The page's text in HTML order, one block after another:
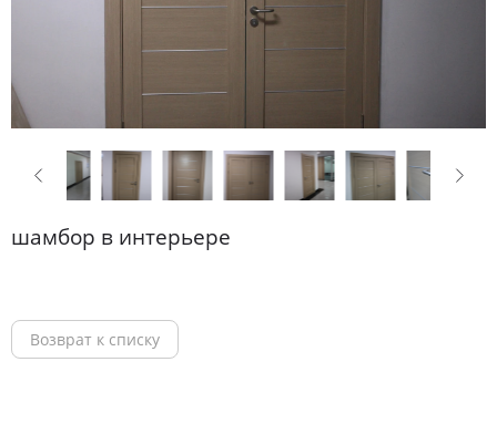
шамбор в интерьере
Возврат к списку